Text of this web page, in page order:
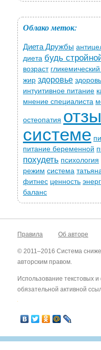
Облако меток:
Диета Дружбы
диета будь
возраст
жир здоровье
интуитивное питание
мнение специалиста
остеопатия
системе
питание беременной
похудеть психология
режим система
фитнес ценность
баланс
Правила Об авторе
© 2011–2016 Система
авторским правом.
Использование текстовых
обязательной активной